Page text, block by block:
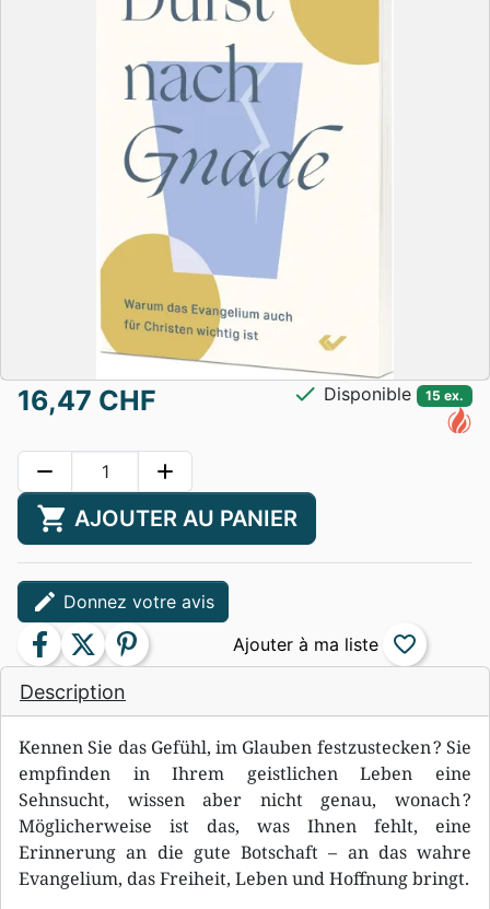
Description
Kennen Sie das Gefühl, im Glauben festzustecken ? Sie
empfinden in Ihrem geistlichen Leben eine
Sehnsucht, wissen aber nicht genau, wonach ?
Möglicherweise ist das, was Ihnen fehlt, eine
Erinnerung an die gute Botschaft – an das wahre
Evangelium, das Freiheit, Leben und Hoffnung bringt.
16,47 CHF check Disponible 15 ex.
remove add
shopping_cart AJOUTER AU PANIER
edit Donnez votre avis
facebook twitter pinterest favorite_border